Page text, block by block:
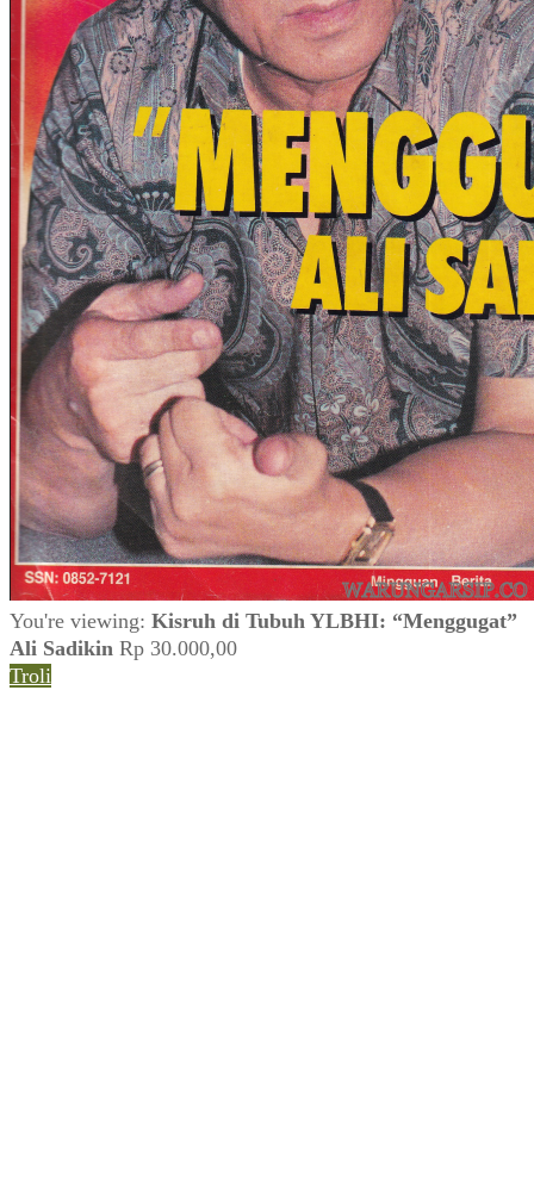
You're viewing: Kisruh di Tubuh YLBHI: “Menggugat”
Ali Sadikin Rp 30.000,00
Troli